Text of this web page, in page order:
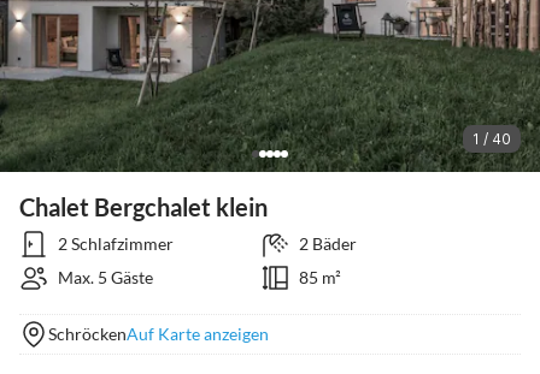
1 / 40
Chalet Bergchalet klein
2 Schlafzimmer
2 Bäder
Max. 5 Gäste
85 m²
SchröckenAuf Karte anzeigen